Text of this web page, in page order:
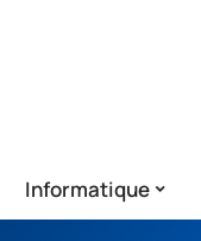
Informatique